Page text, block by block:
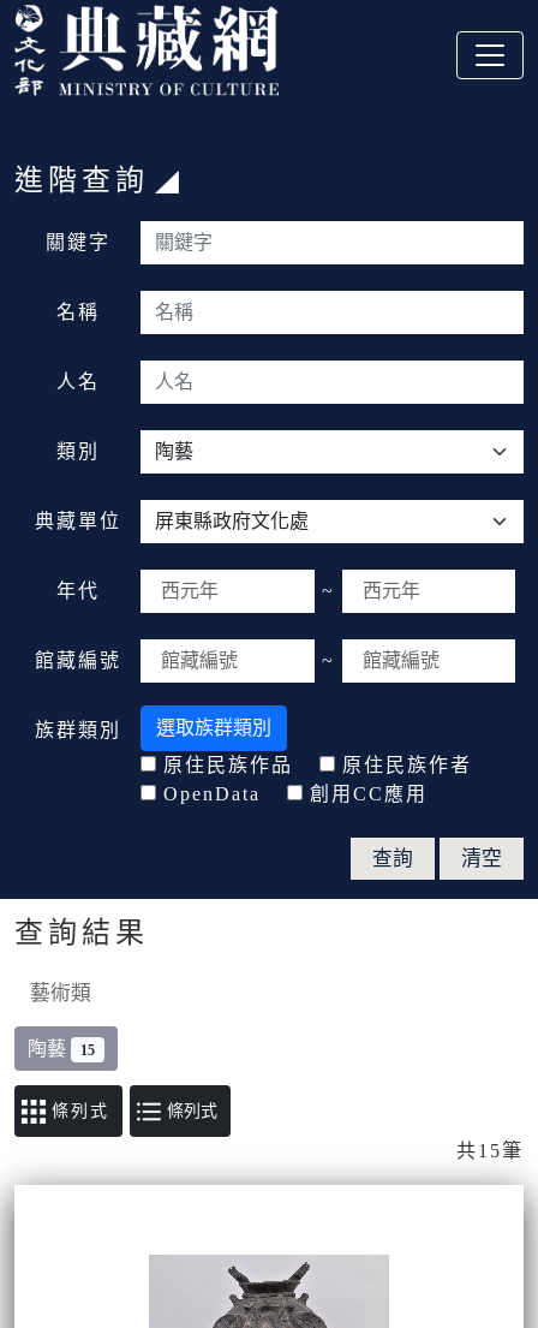
跳到主要內容
:::
:::
進階查詢
關鍵字
名稱
人名
類別
典藏單位
年代 ~
館藏編號 ~
族群類別
選取族群類別
原住民族作品
原住民族作者
OpenData
創用CC應用
查詢結果
藝術類
陶藝 15
條列式
共15筆